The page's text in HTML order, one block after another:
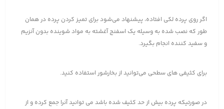
اگر روی پرده لکی افتاده، پیشنهاد می‌شود برای تمیز کردن پرده در همان
طور که نصب شده به وسیله یک اسفنج آغشته به مواد شوینده بدون آنزیم
و سفید کننده انجام بگیرد.
برای کثیفی های سطحی می‌توانید از بخارشور استفاده کنید.
در صورتیکه پرده بیش از حد کثیف شده باشد می توانید آنرا جمع کرده و از